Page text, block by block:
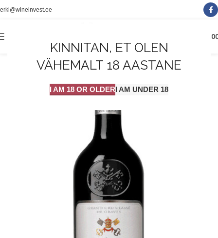
KINNITAN, ET OLEN
VÄHEMALT 18 AASTANE
I AM 18 OR OLDERI AM UNDER 18
erki@wineinvest.ee